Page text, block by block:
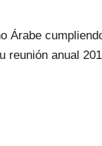
Árabe
reunión anual